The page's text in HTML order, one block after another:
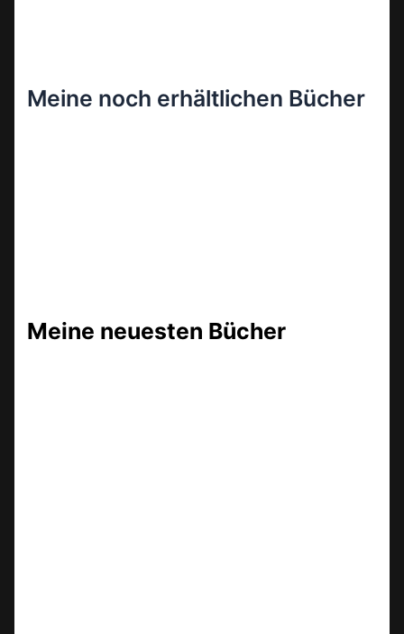
Meine noch erhältlichen Bücher
Meine neuesten Bücher